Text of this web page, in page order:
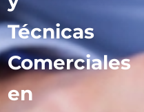
Técnicas
Comerciales
en